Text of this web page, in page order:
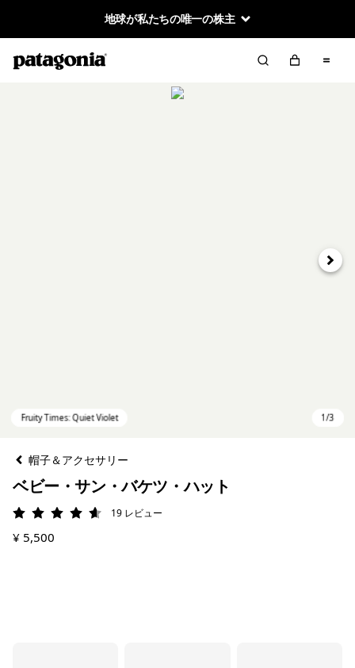
地球が私たちの唯一の株主
次へ
帽子＆アクセサリー
ベビー・サン・バケツ・ハット
評価: 4.6 / 5
19 レビュー
¥ 5,500